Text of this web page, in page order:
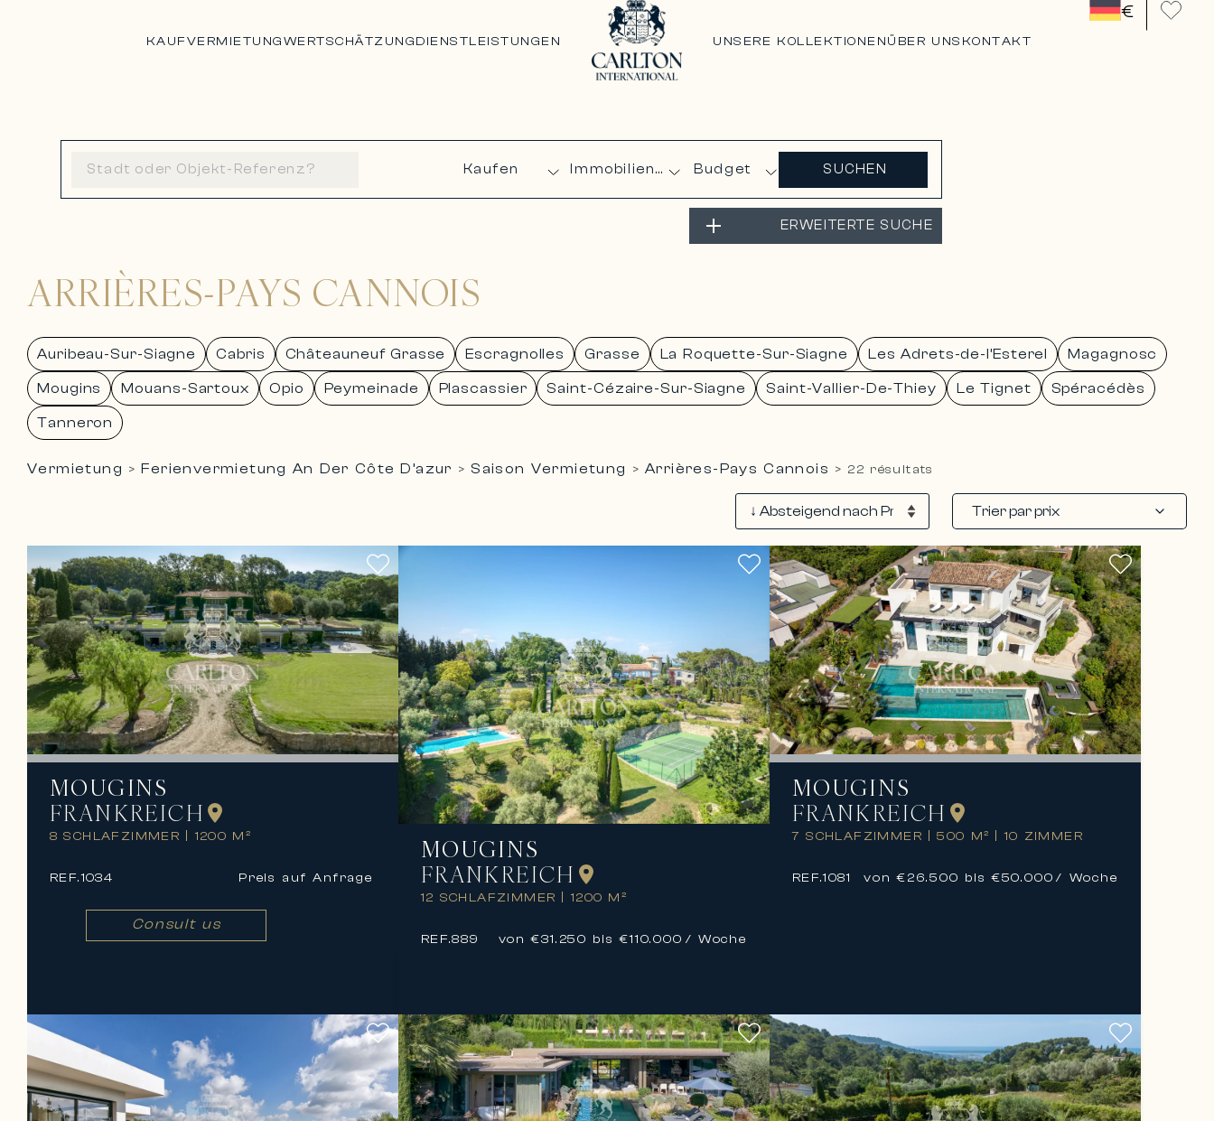
€
KAUFVERMIETUNGWERTSCHÄTZUNGDIENSTLEISTUNGEN UNSERE KOLLEKTIONENÜBER UNS KONTAKT
Budget SUCHEN
ERWEITERTE SUCHE
ARRIÈRES-PAYS CANNOIS
Auribeau-Sur-Siagne Cabris Châteauneuf Grasse Escragnolles Grasse La Roquette-Sur-Siagne Les Adrets-de-l’Esterel Magagnosc
Mougins Mouans-Sartoux Opio Peymeinade Plascassier Saint-Cézaire-Sur-Siagne Saint-Vallier-De-Thiey Le Tignet Spéracédès
Tanneron
Vermietung > Ferienvermietung An Der Côte D’azur > Saison Vermietung >Arrières-Pays Cannois > 22 résultats
Trier par prix
MOUGINS
FRANKREICH
8 SCHLAFZIMMER 1200 M²
REF.1034 Preis auf Anfrage
Consult us
MOUGINS
FRANKREICH
12 SCHLAFZIMMER 1200 M²
REF.889 von €31.250 bis €110.000 / Woche
MOUGINS
FRANKREICH
7 SCHLAFZIMMER 500 M² 10 ZIMMER
REF.1081 von €26.500 bis €50.000 / Woche